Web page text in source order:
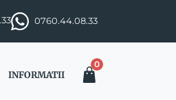
0760.44.08.33
INFORMATII
0